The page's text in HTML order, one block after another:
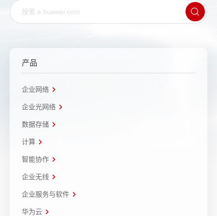
产品
企业网络
企业光网络
数据存储
计算
智能协作
企业无线
企业服务与软件
华为云